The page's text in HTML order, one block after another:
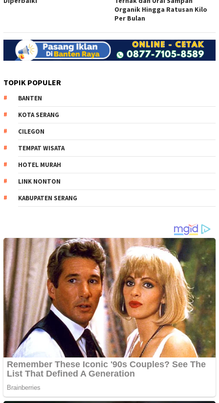
Organik Hingga Ratusan Kilo
Per Bulan
TOPIK POPULER
BANTEN
KOTA SERANG
CILEGON
TEMPAT WISATA
HOTEL MURAH
LINK NONTON
KABUPATEN SERANG